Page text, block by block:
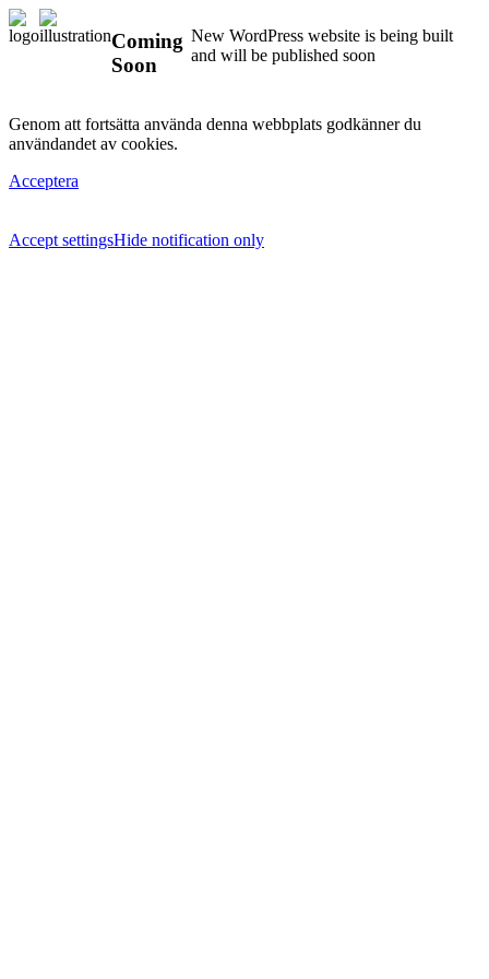
Coming
Soon
New WordPress website is being built
and will be published soon
Genom att fortsätta använda denna webbplats godkänner du
användandet av cookies.
Acceptera
Accept settingsHide notification only